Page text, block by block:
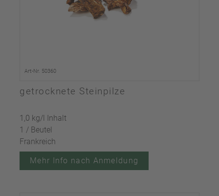
Art-Nr. 50360
getrocknete Steinpilze
1,0 kg/l Inhalt
1 / Beutel
Frankreich
Mehr Info nach Anmeldung